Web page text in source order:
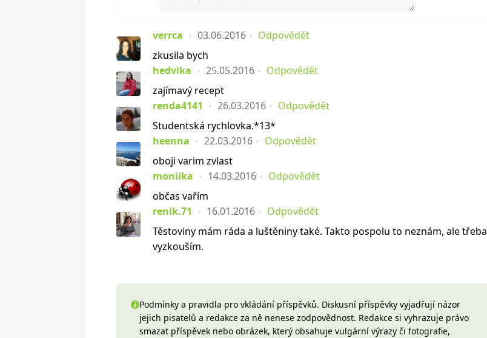
verrca 03.06.2016
Odpovědět
zkusila bych
hedvika
25.05.2016
Odpovědět
zajímavý recept
renda4141
26.03.2016
Odpovědět
Studentská rychlovka.*13*
heenna
22.03.2016
Odpovědět
oboji varim zvlast
moniika
14.03.2016
Odpovědět
občas vařím
renik.71
16.01.2016
Odpovědět
Těstoviny mám ráda a luštěniny také. Takto pospolu to neznám, ale třeba
vyzkouším.
Podmínky a pravidla pro vkládání příspěvků. Diskusní příspěvky vyjadřují názor
jejich pisatelů a redakce za ně nenese zodpovědnost. Redakce si vyhrazuje právo
smazat příspěvek nebo obrázek, který obsahuje vulgární výrazy či fotografie,